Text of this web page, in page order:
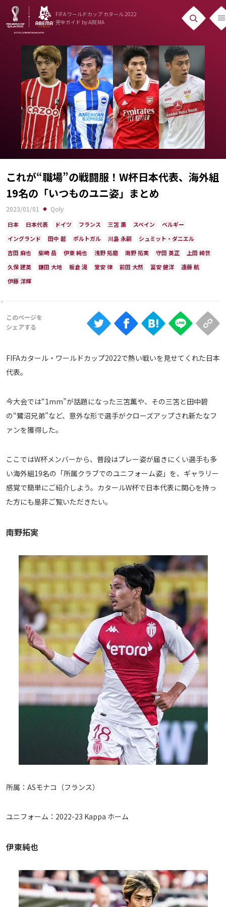
FIFA ワールドカップ カタール 2022
完全ガイド by ABEMA
ニュース
News
出場国
Teams
日本代表
日程・結果
Schedule
ランキング
大会について
About
ABEMAの視聴について
iOS Apps
Android
TV
メディアアライアンス
運営会社
これが“職場”の戦闘服！W杯日本代表、海外組
19名の「いつものユニ姿」まとめ
2023/01/01 Qoly
日本 日本代表 ドイツ フランス 三笘 薫 スペイン
ベルギー
イングランド
田中 碧 ポルトガル 川島 永嗣
シュミット・ダニエル
吉田 麻也
柴崎 岳 伊東 純也 浅野 拓磨 南野 拓実 守田 英正
上田 綺世
久保 建英
鎌田 大地 板倉 滉 堂安 律 前田 大然 冨安 健洋
遠藤 航
伊藤 洋輝
FIFAカタール・ワールドカップ2022で熱い戦いを見せてくれた日本
代表。
今大会では“1mm”が話題になった三笘薫や、その三笘と田中碧
の“鷺沼兄弟”など、意外な形で選手がクローズアップされ新たなフ
ァンを獲得した。
ここではW杯メンバーから、普段はプレー姿が届きにくい選手も多
い海外組19名の「所属クラブでのユニフォーム姿」を、ギャラリー
感覚で簡単にご紹介しよう。カタールW杯で日本代表に関心を持っ
た方にも是非ご覧いただきたい。
南野拓実
所属：ASモナコ（フランス）
ユニフォーム：2022-23 Kappa ホーム
伊東純也